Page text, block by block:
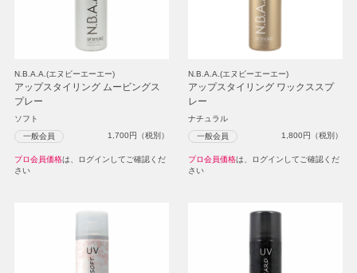
N.B.A.A.(エヌビーエーエー)
アップスタイリング ムービングス
プレー
ソフト
一般会員 1,700円（税別）
プロ会員価格は、ログインしてご確認くだ
さい
N.B.A.A.(エヌビーエーエー)
アップスタイリング ワックススプ
レー
ナチュラル
一般会員 1,800円（税別）
プロ会員価格は、ログインしてご確認くだ
さい